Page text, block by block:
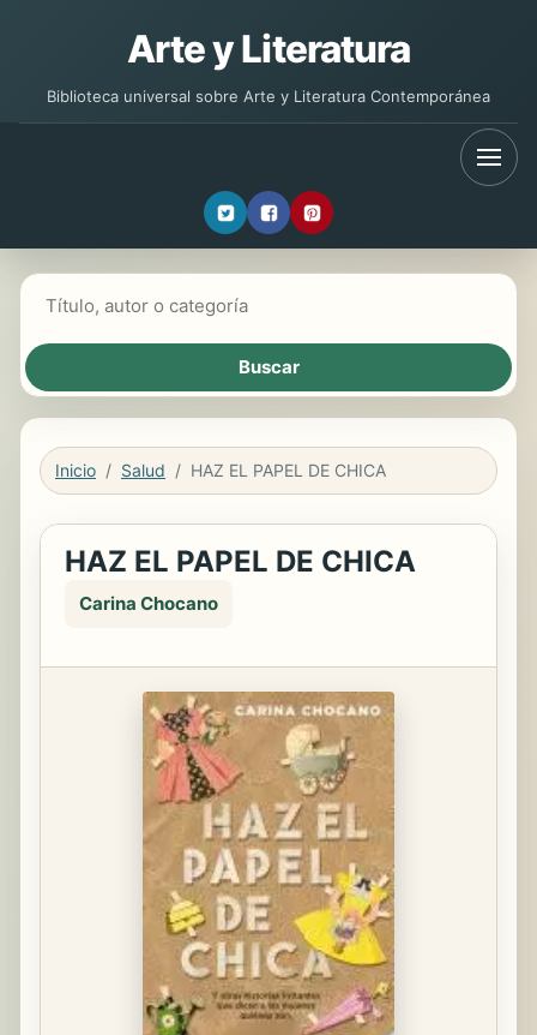
Arte y Literatura
Biblioteca universal sobre Arte y Literatura Contemporánea
Inicio Salud HAZ EL PAPEL DE CHICA
HAZ EL PAPEL DE CHICA
Carina Chocano